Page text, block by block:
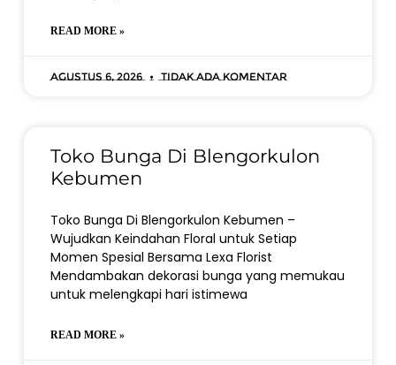
READ MORE »
Agustus 6, 2026 Tidak ada komentar
Toko Bunga Di Blengorkulon
Kebumen
Toko Bunga Di Blengorkulon Kebumen –
Wujudkan Keindahan Floral untuk Setiap
Momen Spesial Bersama Lexa Florist
Mendambakan dekorasi bunga yang memukau
untuk melengkapi hari istimewa
READ MORE »